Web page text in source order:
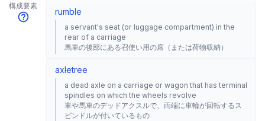
構成要素
rumble
a servant's seat (or luggage compartment) in the
rear of a carriage
馬車の後部にある召使い用の席（または荷物収納）
axletree
a dead axle on a carriage or wagon that has terminal
spindles on which the wheels revolve
車や馬車のデッドアクスルで、両端に車輪が回転するス
ピンドルが付いているもの